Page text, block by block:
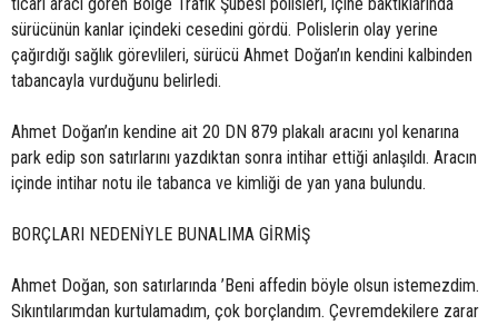
sürücünün kanlar içindeki cesedini gördü. Polislerin olay yerine
çağırdığı sağlık görevlileri, sürücü Ahmet Doğan’ın kendini kalbinden
tabancayla vurduğunu belirledi.
Ahmet Doğan’ın kendine ait 20 DN 879 plakalı aracını yol kenarına
park edip son satırlarını yazdıktan sonra intihar ettiği anlaşıldı. Aracın
içinde intihar notu ile tabanca ve kimliği de yan yana bulundu.
BORÇLARI NEDENİYLE BUNALIMA GİRMİŞ
Ahmet Doğan, son satırlarında ’Beni affedin böyle olsun istemezdim.
Sıkıntılarımdan kurtulamadım, çok borçlandım. Çevremdekilere zarar